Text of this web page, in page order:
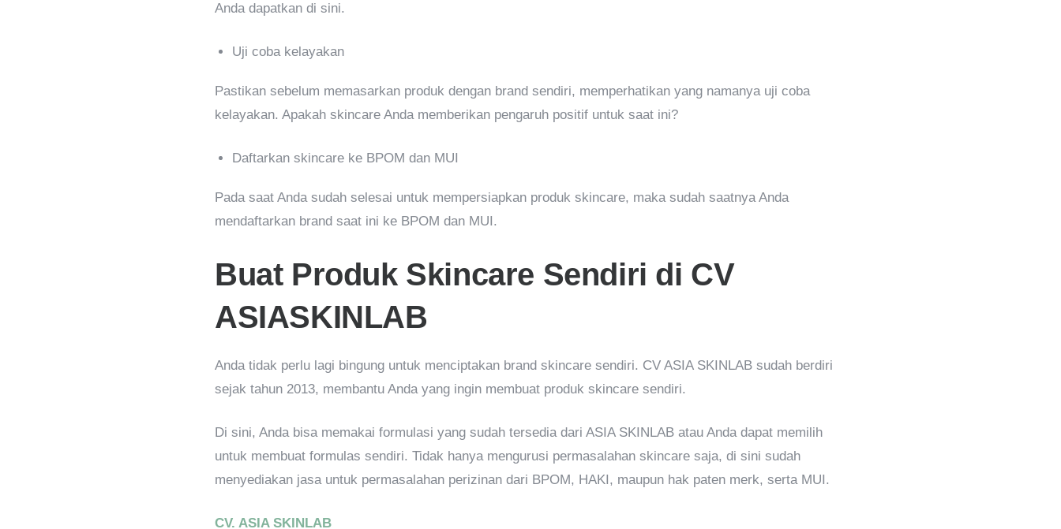
Anda dapatkan di sini.
Uji coba kelayakan
Pastikan sebelum memasarkan produk dengan brand sendiri, memperhatikan yang namanya uji coba
kelayakan. Apakah skincare Anda memberikan pengaruh positif untuk saat ini?
Daftarkan skincare ke BPOM dan MUI
Pada saat Anda sudah selesai untuk mempersiapkan produk skincare, maka sudah saatnya Anda
mendaftarkan brand saat ini ke BPOM dan MUI.
Buat Produk Skincare Sendiri di CV
ASIASKINLAB
Anda tidak perlu lagi bingung untuk menciptakan brand skincare sendiri. CV ASIA SKINLAB sudah berdiri
sejak tahun 2013, membantu Anda yang ingin membuat produk skincare sendiri.
Di sini, Anda bisa memakai formulasi yang sudah tersedia dari ASIA SKINLAB atau Anda dapat memilih
untuk membuat formulas sendiri. Tidak hanya mengurusi permasalahan skincare saja, di sini sudah
menyediakan jasa untuk permasalahan perizinan dari BPOM, HAKI, maupun hak paten merk, serta MUI.
CV. ASIA SKINLAB